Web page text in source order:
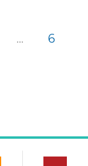
... 6